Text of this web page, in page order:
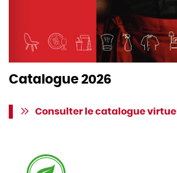
Catalogue 2026
Consulter le catalogue virtuel